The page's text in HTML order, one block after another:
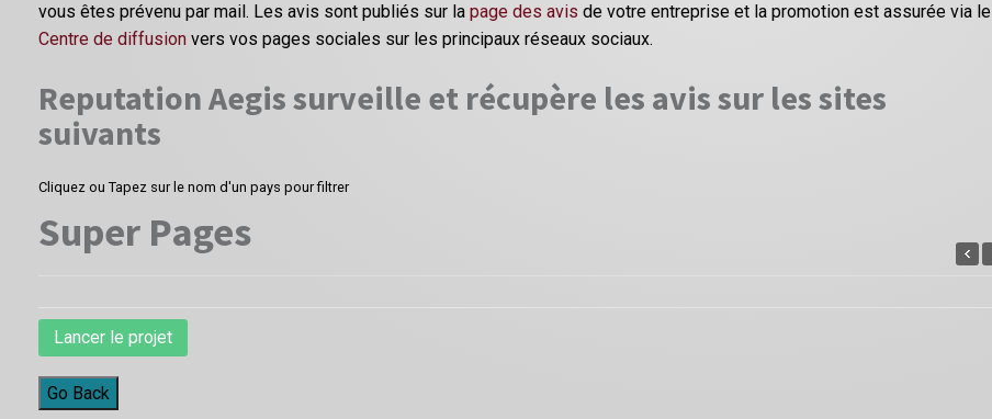
vous êtes prévenu par mail. Les avis sont publiés sur la page des avis de votre entreprise et la promotion est assurée via le
Centre de diffusion vers vos pages sociales sur les principaux réseaux sociaux.
Reputation Aegis surveille et récupère les avis sur les sites
suivants
Cliquez ou Tapez sur le nom d'un pays pour filtrer
Super Pages
Lancer le projet
Go Back